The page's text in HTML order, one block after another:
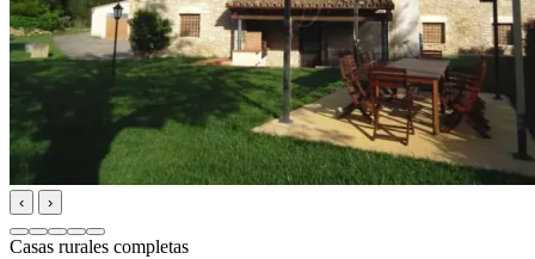
‹ ›
Casas rurales completas